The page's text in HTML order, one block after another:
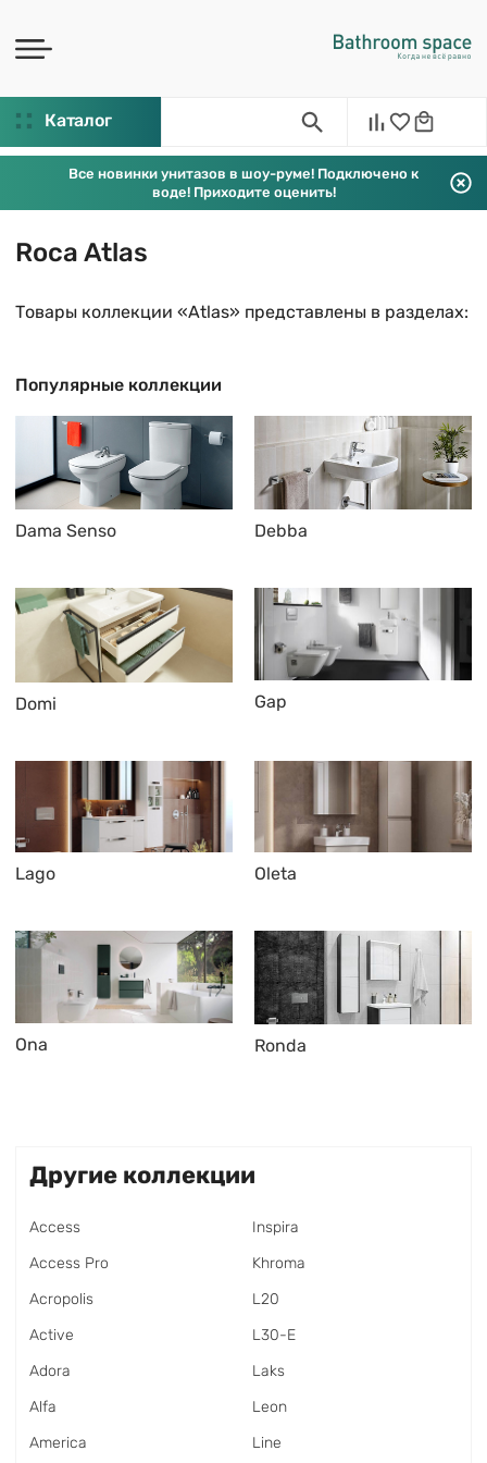
Каталог
Все новинки унитазов в шоу-руме! Подключено к
воде! Приходите оценить!
Roca Atlas
Товары коллекции «Atlas» представлены в разделах:
Популярные коллекции
Dama Senso Debba
Domi Gap
Lago Oleta
Ona Ronda
Другие коллекции
Access
Access Pro
Acropolis
Active
Adora
Alfa
America
Inspira
Khroma
L20
L30-E
Laks
Leon
Line